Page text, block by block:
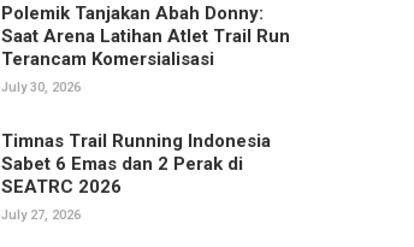
Polemik Tanjakan Abah Donny:
Saat Arena Latihan Atlet Trail Run
Terancam Komersialisasi
July 30, 2026
Timnas Trail Running Indonesia
Sabet 6 Emas dan 2 Perak di
SEATRC 2026
July 27, 2026